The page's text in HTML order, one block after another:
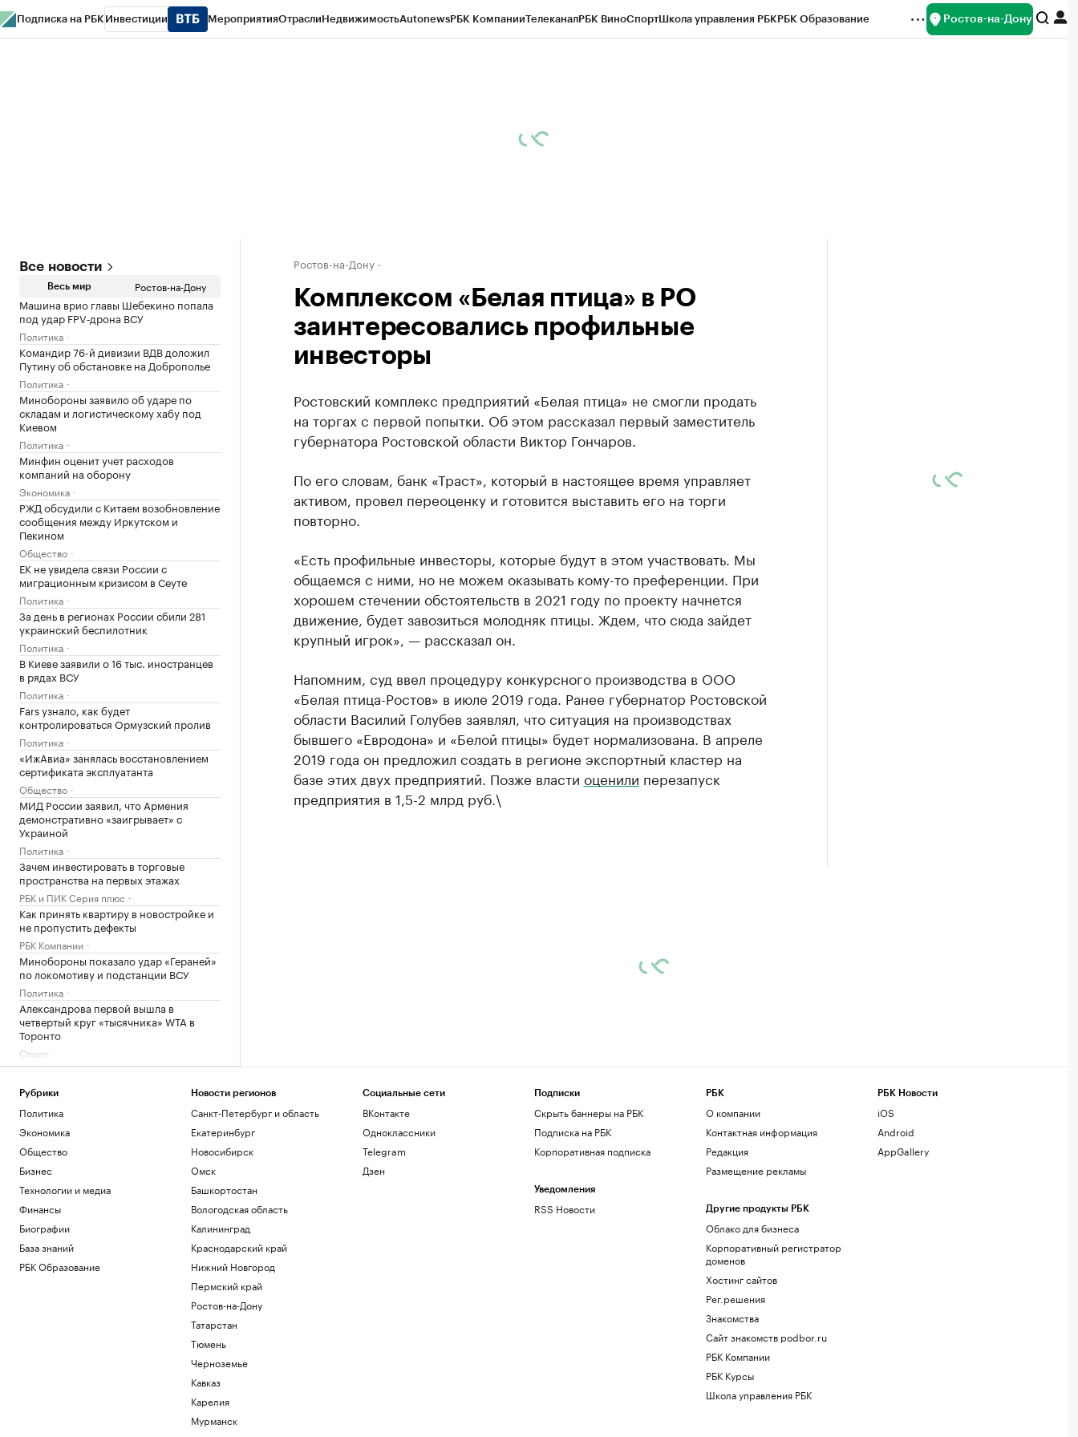
Подписка на РБК Инвестиции МероприятияОтраслиНедвижимостьAutonewsРБК КомпанииТелеканалРБК ВиноСпортШкола управления РБКРБК Образование Ростов-на-Дону
Все новости
Весь мир Ростов-на-Дону
Машина врио главы Шебекино попала
под удар FPV‑дрона ВСУ
Политика
Командир 76-й дивизии ВДВ доложил
Путину об обстановке на Доброполье
Политика
Минобороны заявило об ударе по
складам и логистическому хабу под
Киевом
Политика
Минфин оценит учет расходов
компаний на оборону
Экономика
РЖД обсудили с Китаем возобновление
сообщения между Иркутском и
Пекином
Общество
ЕК не увидела связи России с
миграционным кризисом в Сеуте
Политика
За день в регионах России сбили 281
украинский беспилотник
Политика
В Киеве заявили о 16 тыс. иностранцев
в рядах ВСУ
Политика
Fars узнало, как будет
контролироваться Ормузский пролив
Политика
«ИжАвиа» занялась восстановлением
сертификата эксплуатанта
Общество
МИД России заявил, что Армения
демонстративно «заигрывает» с
Украиной
Политика
Зачем инвестировать в торговые
пространства на первых этажах
РБК и ПИК Серия плюс
Как принять квартиру в новостройке и
не пропустить дефекты
РБК Компании
Минобороны показало удар «Гераней»
по локомотиву и подстанции ВСУ
Политика
Александрова первой вышла в
четвертый круг «тысячника» WTA в
Торонто
Спорт
Балицкий сообщил об ударе дрона ВСУ
Политика
Зачем экономике России нужна
товарная биржа
РБК и Петербургская Биржа
повреждении украинского памятника в
Польше
Политика
Бывший сотрудник Google запустил
сервис, пародирующий работу чат-
бота
Тренды
Хавбек «Ахмата» отстранен на два
Ростов-на-Дону
Комплексом «Белая птица» в РО
заинтересовались профильные
инвесторы
Ростовский комплекс предприятий «Белая птица» не смогли продать
на торгах с первой попытки. Об этом рассказал первый заместитель
губернатора Ростовской области Виктор Гончаров.
По его словам, банк «Траст», который в настоящее время управляет
активом, провел переоценку и готовится выставить его на торги
повторно.
«Есть профильные инвесторы, которые будут в этом участвовать. Мы
общаемся с ними, но не можем оказывать кому-то преференции. При
хорошем стечении обстоятельств в 2021 году по проекту начнется
движение, будет завозиться молодняк птицы. Ждем, что сюда зайдет
крупный игрок», — рассказал он.
Напомним, суд ввел процедуру конкурсного производства в ООО
«Белая птица-Ростов» в июле 2019 года. Ранее губернатор Ростовской
области Василий Голубев заявлял, что ситуация на производствах
бывшего «Евродона» и «Белой птицы» будет нормализована. В апреле
2019 года он предложил создать в регионе экспортный кластер на
базе этих двух предприятий. Позже власти оценили перезапуск
предприятия в 1,5-2 млрд руб.\
Рубрики
Политика
Экономика
Общество
Бизнес
Технологии и медиа
Финансы
Биографии
База знаний
РБК Образование
Новости регионов
Санкт-Петербург и область
Екатеринбург
Новосибирск
Омск
Башкортостан
Вологодская область
Калининград
Краснодарский край
Нижний Новгород
Пермский край
Ростов-на-Дону
Татарстан
Тюмень
Черноземье
Кавказ
Карелия
Мурманск
Социальные сети
ВКонтакте
Одноклассники
Telegram
Дзен
Подписки
Скрыть баннеры на РБК
Подписка на РБК
Корпоративная подписка
Уведомления
RSS Новости
РБК
О компании
Контактная информация
Редакция
Размещение рекламы
Другие продукты РБК
Облако для бизнеса
Корпоративный регистратор
доменов
Хостинг сайтов
Рег.решения
Знакомства
Сайт знакомств podbor.ru
РБК Компании
РБК Курсы
Школа управления РБК
РБК Новости
iOS
Android
AppGallery